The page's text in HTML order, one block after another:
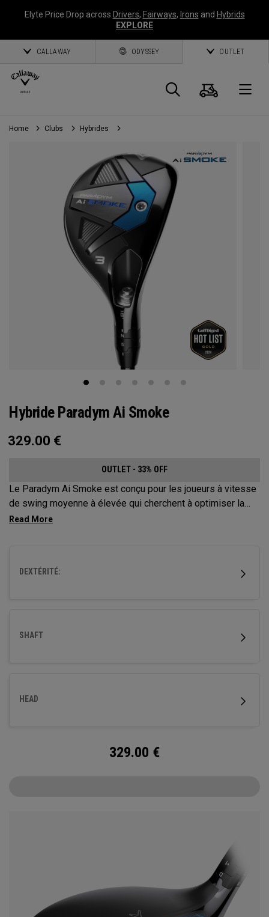
Elyte Price Drop across Drivers, Fairways, Irons and Hybrids
EXPLORE
CALLAWAY ODYSSEY OUTLET
Panier
Home Clubs Hybrides
Hybride Paradym Ai Smoke
329.00 €
OUTLET - 33% OFF
Le Paradym Ai Smoke est conçu pour les joueurs à vitesse
de swing moyenne à élevée qui cherchent à optimiser la
distance et améliorer la dispersion.
DEXTÉRITÉ:
SHAFT
HEAD
329.00 €